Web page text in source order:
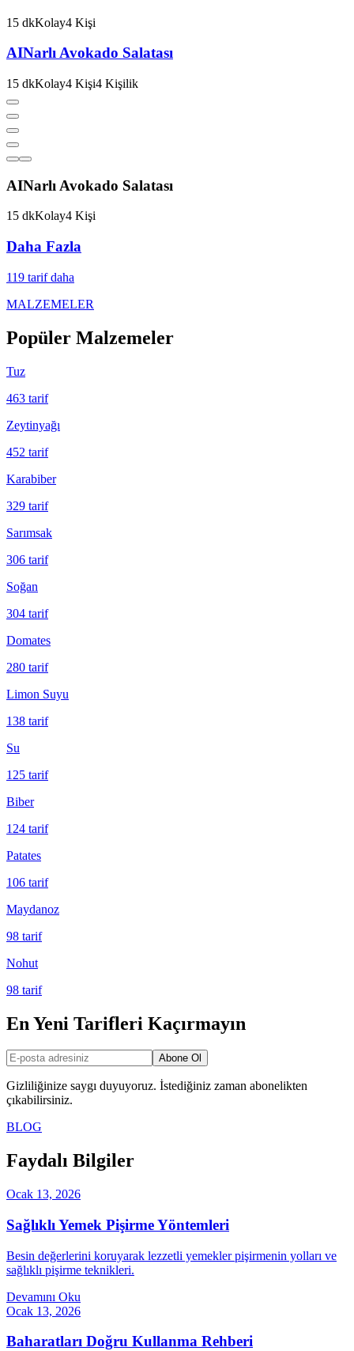
15 dkKolay4 Kişi
AINarlı Avokado Salatası
15 dkKolay4 Kişi4 Kişilik
AINarlı Avokado Salatası
15 dkKolay4 Kişi
Daha Fazla
119 tarif daha
MALZEMELER
Popüler Malzemeler
Tuz
463 tarif
Zeytinyağı
452 tarif
Karabiber
329 tarif
Sarımsak
306 tarif
Soğan
304 tarif
Domates
280 tarif
Limon Suyu
138 tarif
Su
125 tarif
Biber
124 tarif
Patates
106 tarif
Maydanoz
98 tarif
Nohut
98 tarif
En Yeni Tarifleri Kaçırmayın
Abone Ol
Gizliliğinize saygı duyuyoruz. İstediğiniz zaman abonelikten
çıkabilirsiniz.
BLOG
Faydalı Bilgiler
Ocak 13, 2026
Sağlıklı Yemek Pişirme Yöntemleri
Besin değerlerini koruyarak lezzetli yemekler pişirmenin yolları ve
sağlıklı pişirme teknikleri.
Devamını Oku
Ocak 13, 2026
Baharatları Doğru Kullanma Rehberi